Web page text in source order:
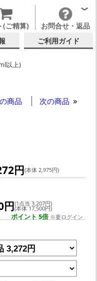
(ご精算) お問合せ・返品
ご利用ガイド
以上)
商品 次の商品
円(本体 2,975円)
円(1点当 3,207円)
(本体 17,500円)
ポイント 5倍 ※要ログイン